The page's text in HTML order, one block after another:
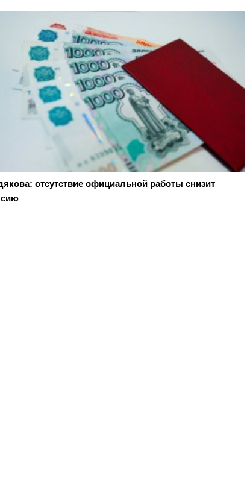
отсутствие официальной работы снизит